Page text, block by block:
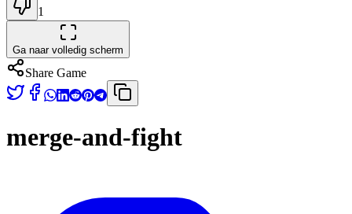
1
Ga naar volledig scherm
Share Game
merge-and-fight